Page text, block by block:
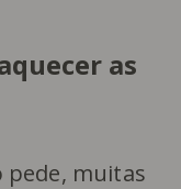
as
pede, muitas